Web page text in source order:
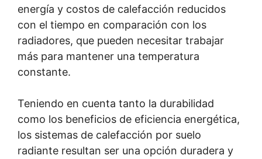
energía y costos de calefacción reducidos
con el tiempo en comparación con los
radiadores, que pueden necesitar trabajar
más para mantener una temperatura
constante.
Teniendo en cuenta tanto la durabilidad
como los beneficios de eficiencia energética,
los sistemas de calefacción por suelo
radiante resultan ser una opción duradera y